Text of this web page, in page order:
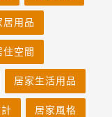
居用品
住空間
居家生活用品
居家風格